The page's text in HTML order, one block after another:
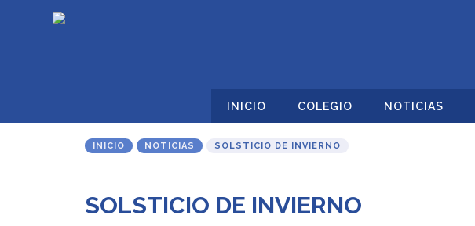
INICIO COLEGIO NOTICIAS
INICIO NOTICIAS SOLSTICIO DE INVIERNO
SOLSTICIO DE INVIERNO